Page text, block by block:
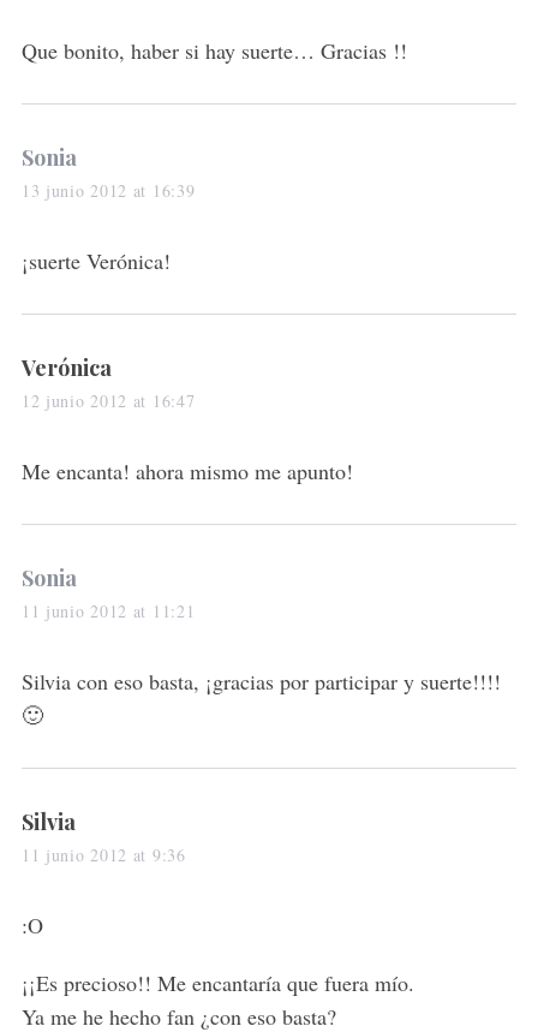
s
Que bonito, haber si hay suerte… Gracias !!
s
a
s
Sonia
13 junio 2012 at 16:39
¡suerte Verónica!
s
a
s
Verónica
12 junio 2012 at 16:47
Me encanta! ahora mismo me apunto!
s
a
s
:
Sonia
11 junio 2012 at 11:21
Silvia con eso basta, ¡gracias por participar y suerte!!!!
🙂
s
a
s
Silvia
11 junio 2012 at 9:36
:O
¡¡Es precioso!! Me encantaría que fuera mío.
Ya me he hecho fan ¿con eso basta?